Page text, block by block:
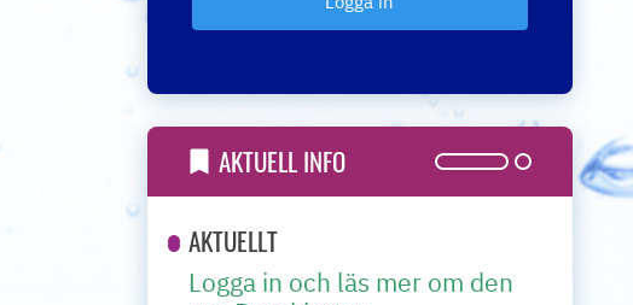
AKTUELL INFO
AKTUELLT
Logga in och läs mer om den